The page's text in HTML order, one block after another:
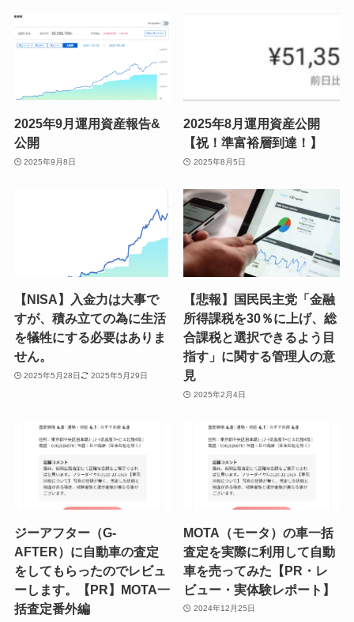
2025年9月運用資産報告&
公開
2025年9月8日
2025年8月運用資産公開
【祝！準富裕層到達！】
2025年8月5日
【NISA】入金力は大事で
すが、積み立ての為に生活
を犠牲にする必要はありま
せん。
2025年5月28日 2025年5月29日
【悲報】国民民主党「金融
所得課税を30％に上げ、総
合課税と選択できるよう目
指す」に関する管理人の意
見
2025年2月4日
ジーアフター（G-
AFTER）に自動車の査定
をしてもらったのでレビュ
ーします。【PR】MOTA一
括査定番外編
MOTA（モータ）の車一括
査定を実際に利用して自動
車を売ってみた【PR・レ
ビュー・実体験レポート】
2024年12月25日